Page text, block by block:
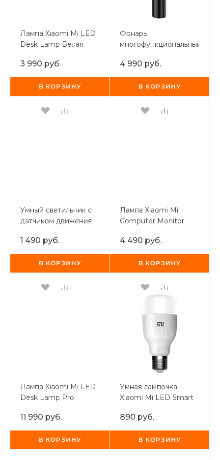
в корзину
Оплачивайте сегодня только
выбранный способом
Подробнее
8 800 302-02-51
Лампа Xiaomi Mi LED
Desk Lamp Белая
3 990 руб.
В КОРЗИНУ
Фонарь
многофункциональный
Flashlight
4 990 руб.
В КОРЗИНУ
Умный светильник с
датчиком движения
Night Light 2
(Bluetooth)
1 490 руб.
В КОРЗИНУ
Лампа Xiaomi Mi
Computer Monitor
4 490 руб.
В КОРЗИНУ
Лампа Xiaomi Mi LED
Desk Lamp Pro
11 990 руб.
В КОРЗИНУ
Умная лампочка
Xiaomi Mi LED Smart
890 руб.
В КОРЗИНУ